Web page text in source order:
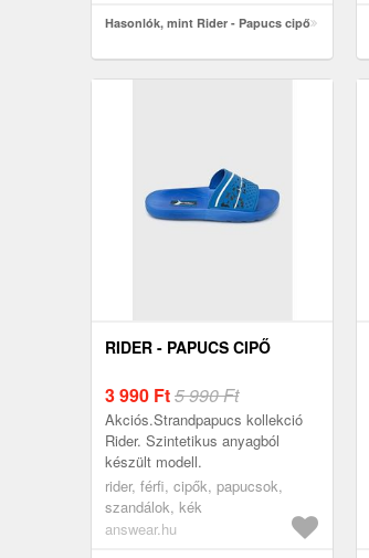
Hasonlók, mint Rider - Papucs cipő
RIDER - PAPUCS CIPŐ
3 990 Ft5 990 Ft
Akciós.Strandpapucs kollekció
Rider. Szintetikus anyagból
készült modell.
rider, férfi, cipők, papucsok,
szandálok, kék
answear.hu